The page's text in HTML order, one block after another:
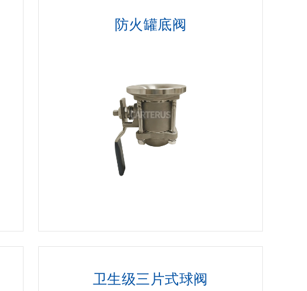
防火罐底阀
卫生级三片式球阀